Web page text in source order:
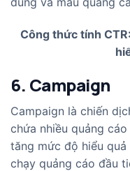
Công thức tính
6. Campaign
Campaign là chiến
chứa nhiều quảng
tăng mức độ hiểu quả
chạy quảng cáo đầu